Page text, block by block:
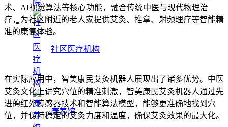
社区医疗机构
康养馆
术、AI视觉算法等核心功能，融合传统中医与现代物理治
疗，为社区附近的老人家提供艾灸、推拿、射频理疗等智能精
准的康复体验。
在实际应用中，智美康民艾灸机器人展现出了诸多优势。中医
艾灸文化上讲究穴位的精准刺激，智美康民艾灸机器人通过先
进的红外传感器技术和智能算法模型，能够更准确地找到穴
位，并保持稳定的艾灸力度和温度，确保艾灸效果的最大化。